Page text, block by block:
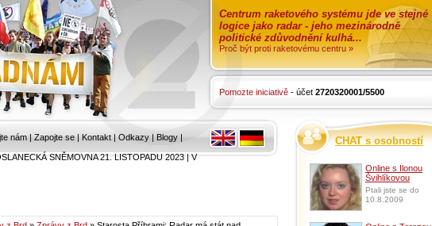
Centrum raketového systému jde ve stejné
logice jako radar - jeho mezinárodně
politické zdůvodnění kulhá...
Proč být proti raketovému centru »
Pomozte iniciativě - účet 2720320001/5500
nám | Zapojte se | Kontakt | Odkazy | Blogy |
SNĚMOVNA 21. LISTOPADU 2023|V
CHAT s osobností
Online s Ilonou
Švihlíkovou
Ptali jste se do
10.8.2009